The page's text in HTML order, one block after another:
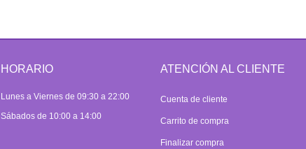
HORARIO
Lunes a Viernes de 09:30 a 22:00
Sábados de 10:00 a 14:00
ATENCIÓN AL CLIENTE
Cuenta de cliente
Carrito de compra
Finalizar compra